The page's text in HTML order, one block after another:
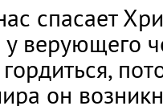
спасает
у верующего
он